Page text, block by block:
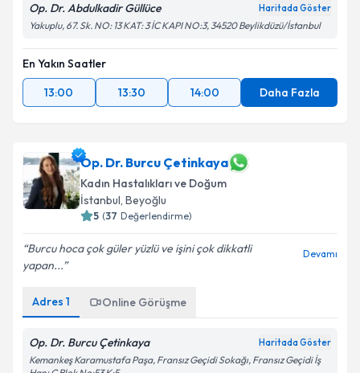
Op. Dr. Abdulkadir Güllüce Haritada Göster
Yakuplu, 67. Sk. NO: 13 KAT: 3 İC KAPI NO:3, 34520 Beylikdüzü/İstanbul
En Yakın Saatler
13:00
13:30 14:00 Daha Fazla
Op. Dr. Burcu Çetinkaya
Kadın Hastalıkları ve Doğum
İstanbul, Beyoğlu
5 (37 Değerlendirme)
Burcu hoca çok güler yüzlü ve işini çok dikkatli
yapan...
Devamı
Adres 1 Online Görüşme
Op. Dr. Burcu Çetinkaya Haritada Göster
Kemankeş Karamustafa Paşa, Fransız Geçidi Sokağı, Fransız Geçidi İş